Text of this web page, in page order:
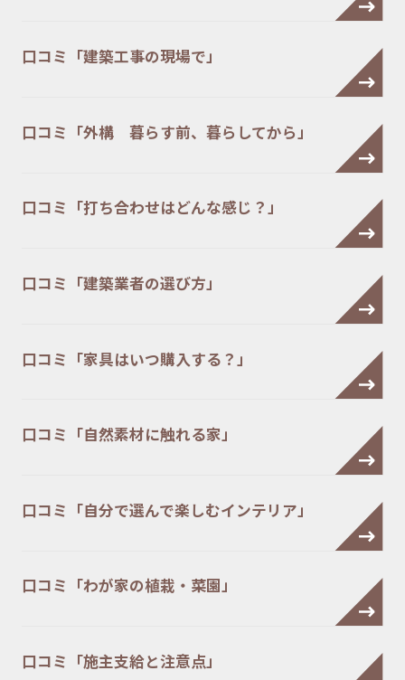
口コミ「建築工事の現場で」
口コミ「外構 暮らす前、暮らしてから」
口コミ「打ち合わせはどんな感じ？」
口コミ「建築業者の選び方」
口コミ「家具はいつ購入する？」
口コミ「自然素材に触れる家」
口コミ「自分で選んで楽しむインテリア」
口コミ「わが家の植栽・菜園」
口コミ「施主支給と注意点」